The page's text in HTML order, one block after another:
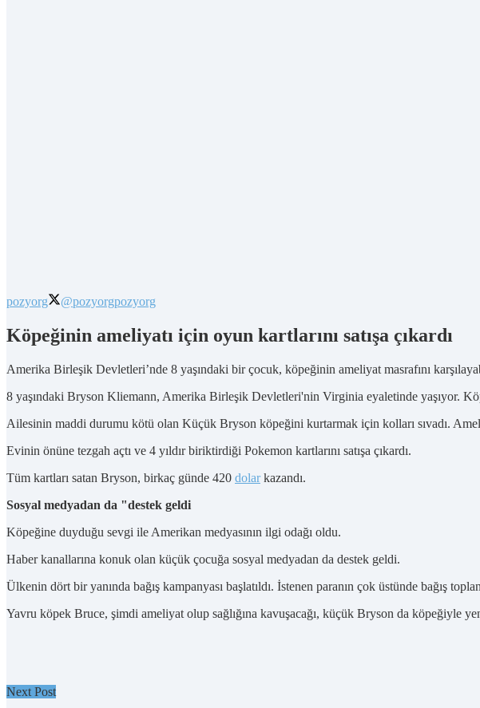
pozyorg @pozyorgpozyorg
Köpeğinin ameliyatı için oyun kartlarını satışa çıkardı
Amerika Birleşik Devletleri’nde 8 yaşındaki bir çocuk, köpeğinin ameliyat masrafını
8 yaşındaki Bryson Kliemann, Amerika Birleşik Devletleri'nin Virginia eyaletinde yaşıyor.
Ailesinin maddi durumu kötü olan Küçük Bryson köpeğini kurtarmak için kolları sıvadı.
Evinin önüne tezgah açtı ve 4 yıldır biriktirdiği Pokemon kartlarını satışa çıkardı.
Tüm kartları satan Bryson, birkaç günde 420 dolarkazandı.
Sosyal medyadan da "destek geldi
Köpeğine duyduğu sevgi ile Amerikan medyasının ilgi odağı oldu.
Haber kanallarına konuk olan küçük çocuğa sosyal medyadan da destek geldi.
Ülkenin dört bir yanında bağış kampanyası başlatıldı. İstenen paranın çok üstünde bağış
Yavru köpek Bruce, şimdi ameliyat olup sağlığına kavuşacağı, küçük Bryson da köpeğiyle
Next Post